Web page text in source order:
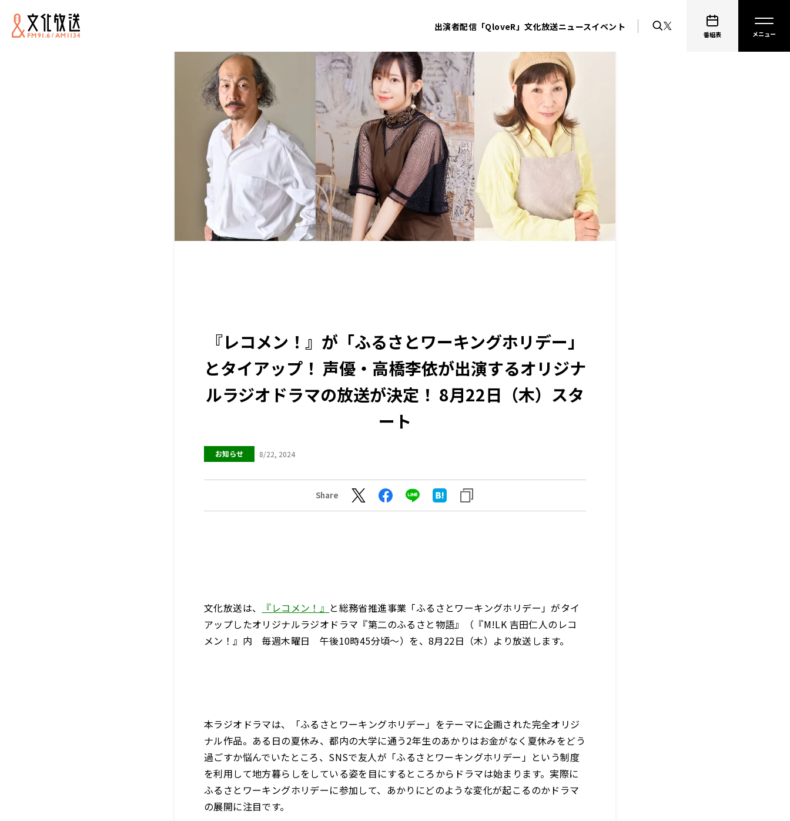
出演者配信「QloveR」文化放送ニュースイベント
番組表
『レコメン！』が「ふるさとワーキングホリデー」
とタイアップ！ 声優・高橋李依が出演するオリジナ
ルラジオドラマの放送が決定！ 8月22日（木）スタ
ート
お知らせ 8/22, 2024
Share
文化放送は、 『レコメン！』 と総務省推進事業「ふるさとワーキングホリデー」がタイ
アップしたオリジナルラジオドラマ『第二のふるさと物語』（『M!LK 吉田仁人のレコ
メン！』内 毎週木曜日 午後10時45分頃～）を、8月22日（木）より放送します。
本ラジオドラマは、「ふるさとワーキングホリデー」をテーマに企画された完全オリジ
ナル作品。ある日の夏休み、都内の大学に通う2年生のあかりはお金がなく夏休みをどう
過ごすか悩んでいたところ、SNSで友人が「ふるさとワーキングホリデー」という制度
を利用して地方暮らしをしている姿を目にするところからドラマは始まります。実際に
ふるさとワーキングホリデーに参加して、あかりにどのような変化が起こるのかドラマ
の展開に注目です。